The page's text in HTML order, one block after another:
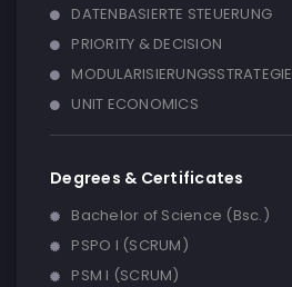
DATENBASIERTE STEUERUNG
PRIORITY & DECISION
MODULARISIERUNGSSTRATEGIE
UNIT ECONOMICS
Degrees & Certificates
Bachelor of Science (Bsc.)
PSPO I (SCRUM)
PSM I (SCRUM)